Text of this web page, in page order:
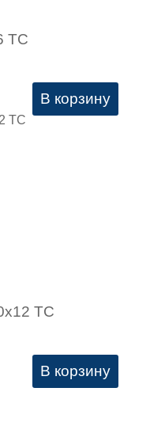
ТC
В корзину
ТС
В корзину